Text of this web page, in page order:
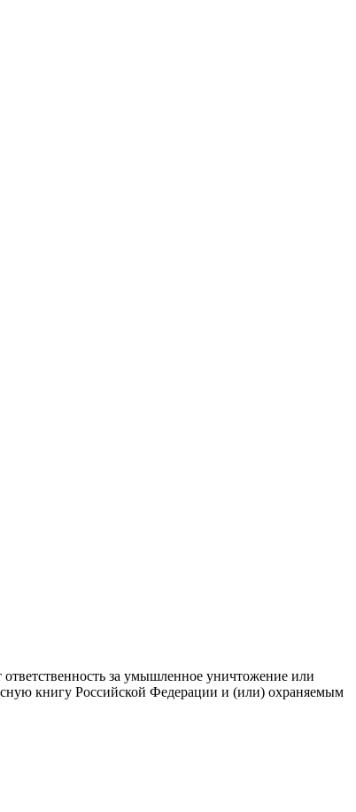
за умышленное уничтожение или
книгу Российской Федерации и (или) охраняемым